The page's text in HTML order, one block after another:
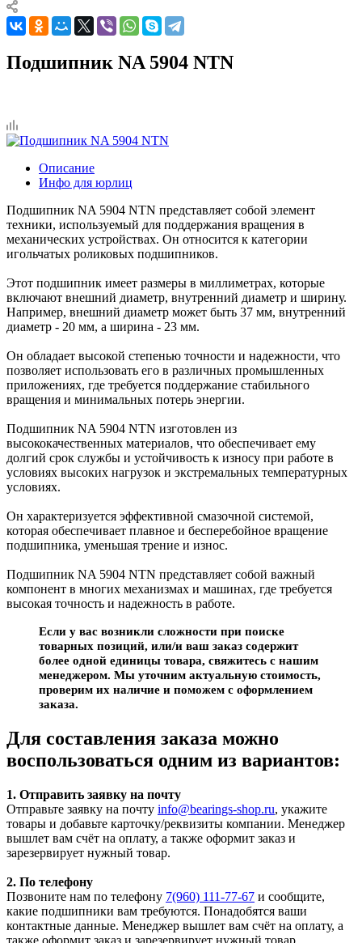
Подшипник NA 5904 NTN
Описание
Инфо для юрлиц
Подшипник NA 5904 NTN представляет собой элемент
техники, используемый для поддержания вращения в
механических устройствах. Он относится к категории
игольчатых роликовых подшипников.
Этот подшипник имеет размеры в миллиметрах, которые
включают внешний диаметр, внутренний диаметр и ширину.
Например, внешний диаметр может быть 37 мм, внутренний
диаметр - 20 мм, а ширина - 23 мм.
Он обладает высокой степенью точности и надежности, что
позволяет использовать его в различных промышленных
приложениях, где требуется поддержание стабильного
вращения и минимальных потерь энергии.
Подшипник NA 5904 NTN изготовлен из
высококачественных материалов, что обеспечивает ему
долгий срок службы и устойчивость к износу при работе в
условиях высоких нагрузок и экстремальных температурных
условиях.
Он характеризуется эффективной смазочной системой,
которая обеспечивает плавное и бесперебойное вращение
подшипника, уменьшая трение и износ.
Подшипник NA 5904 NTN представляет собой важный
компонент в многих механизмах и машинах, где требуется
высокая точность и надежность в работе.
Если у вас возникли сложности при поиске
товарных позиций, или/и ваш заказ содержит
более одной единицы товара, свяжитесь с нашим
менеджером. Мы уточним актуальную стоимость,
проверим их наличие и поможем с оформлением
заказа.
Для составления заказа можно
воспользоваться одним из вариантов:
1. Отправить заявку на почту
Отправьте заявку на почту info@bearings-shop.ru, укажите
товары и добавьте карточку/реквизиты компании. Менеджер
вышлет вам счёт на оплату, а также оформит заказ и
зарезервирует нужный товар.
2. По телефону
Позвоните нам по телефону 7(960) 111-77-67 и сообщите,
какие подшипники вам требуются. Понадобятся ваши
контактные данные. Менеджер вышлет вам счёт на оплату, а
также оформит заказ и зарезервирует нужный товар.